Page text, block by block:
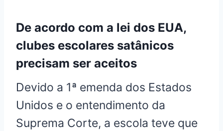
De acordo com a lei dos EUA,
clubes escolares satânicos
precisam ser aceitos
Devido a 1ª emenda dos Estados
Unidos e o entendimento da
Suprema Corte, a escola teve que